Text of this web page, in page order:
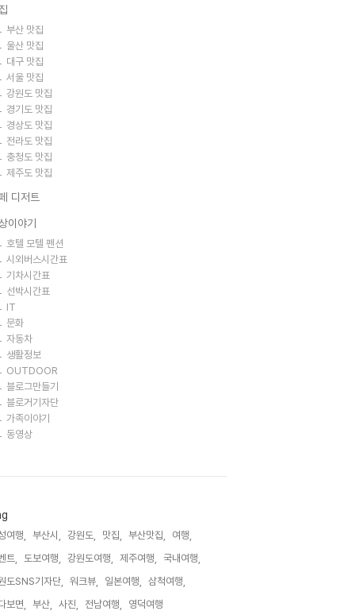
부산 맛집
울산 맛집
대구 맛집
서울 맛집
강원도 맛집
경기도 맛집
경상도 맛집
전라도 맛집
충청도 맛집
제주도 맛집
디저트
이야기
호텔 모텔 펜션
시외버스시간표
기차시간표
선박시간표
IT
문화
자동차
생활정보
OUTDOOR
블로그만들기
블로거기자단
가족이야기
동영상
여행, 부산시, 강원도, 맛집, 부산맛집,
여행,
트,
도보여행, 강원도여행, 제주여행,
국내여행,
도SNS기자단,
워크뷰, 일본여행,
삼척여행,
보면,
부산, 사진, 전남여행, 영덕여행,